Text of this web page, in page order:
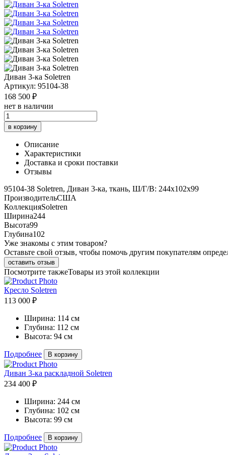
Диван 3-ка Soletren
Артикул: 95104-38
168 500 ₽
нет в наличии
в корзину
Описание
Характеристики
Доставка и сроки поставки
Отзывы
95104-38 Soletren, Диван 3-ка, ткань, Ш/Г/В: 244х102х99
ПроизводительСША
КоллекцияSoletren
Ширина244
Высота99
Глубина102
Уже знакомы с этим товаром?
Оставьте свой отзыв, чтобы помочь другим покупателям
оставить отзыв
Посмотрите такжеТовары из этой коллекции
Кресло Soletren
113 000 ₽
Ширина: 114 см
Глубина: 112 см
Высота: 94 см
Подробнее В корзину
Диван 3-ка раскладной Soletren
234 400 ₽
Ширина: 244 см
Глубина: 102 см
Высота: 99 см
Подробнее В корзину